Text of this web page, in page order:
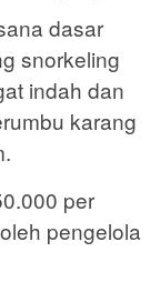
dasar
snorkeling
indah dan
karang
per
pengelola